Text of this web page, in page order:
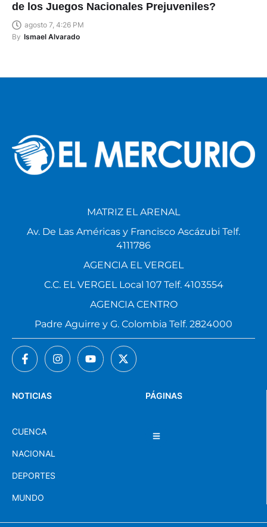
de los Juegos Nacionales Prejuveniles?
agosto 7, 4:26 PM
By Ismael Alvarado
PÁGINAS
NOTICIAS
CUENCA
NACIONAL
DEPORTES
MUNDO
MATRIZ EL ARENAL
Av. De Las Américas y Francisco Ascázubi Telf.
4111786
AGENCIA EL VERGEL
C.C. EL VERGEL Local 107 Telf. 4103554
AGENCIA CENTRO
Padre Aguirre y G. Colombia Telf. 2824000